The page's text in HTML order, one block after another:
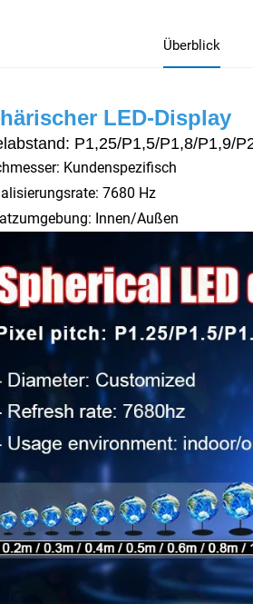
Überblick
LED-Display
P1,25/P1,5/P1,8/P1,9/
Kundenspezifisch
7680 Hz
Innen/Außen